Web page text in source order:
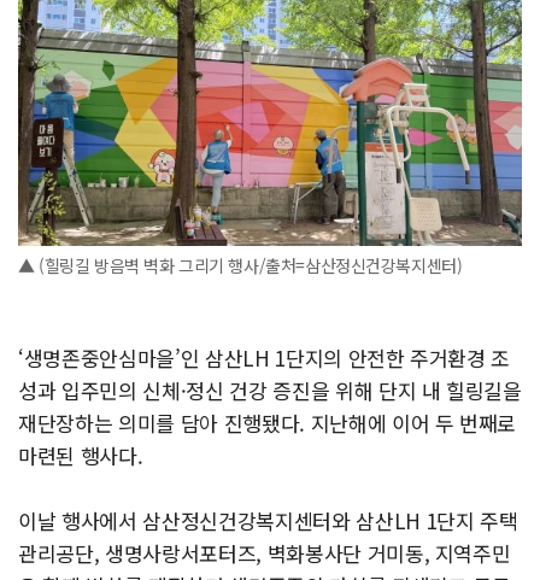
▲ (힐링길 방음벽 벽화 그리기 행사/출처=삼산정신건강복지센터)
‘생명존중안심마을’인 삼산LH 1단지의 안전한 주거환경 조
성과 입주민의 신체·정신 건강 증진을 위해 단지 내 힐링길을
재단장하는 의미를 담아 진행됐다. 지난해에 이어 두 번째로
마련된 행사다.
이날 행사에서 삼산정신건강복지센터와 삼산LH 1단지 주택
관리공단, 생명사랑서포터즈, 벽화봉사단 거미동, 지역주민